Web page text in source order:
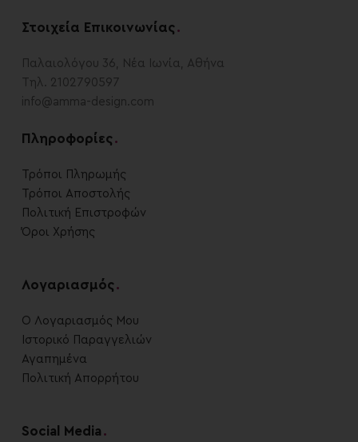
Στοιχεία Επικοινωνίας .
Παλαιολόγου 36, Νέα Ιωνία, Αθήνα
Τηλ. 2102790597
info@amma-design.com
Πληροφορίες .
Τρόποι Πληρωμής
Τρόποι Αποστολής
Πολιτική Επιστροφών
Όροι Χρήσης
Λογαριασμός .
Ο Λογαριασμός Μου
Ιστορικό Παραγγελιών
Αγαπημένα
Πολιτική Απορρήτου
Social Media .